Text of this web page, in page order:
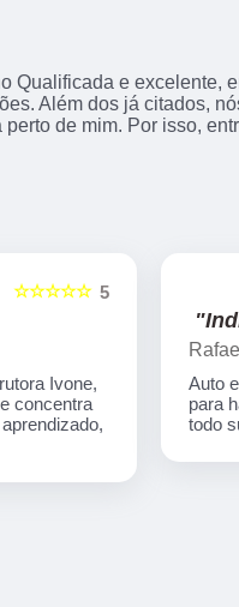
Qualificada e excelente,
Além dos já citados,
de mim. Por isso,
5
☆☆☆☆☆
Ivone,
concentra
Auto
para
todo